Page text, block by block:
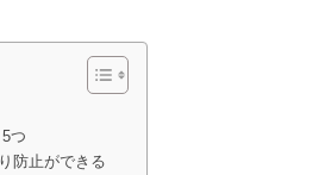
つ
防止ができる